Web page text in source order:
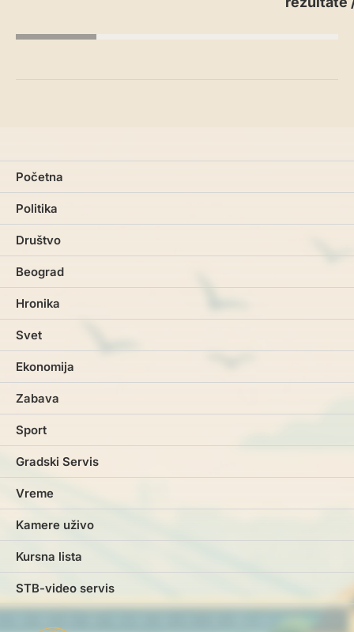
Početna
Politika
Društvo
Beograd
Hronika
Svet
Ekonomija
Zabava
Sport
Gradski Servis
Vreme
Kamere uživo
Kursna lista
STB-video servis